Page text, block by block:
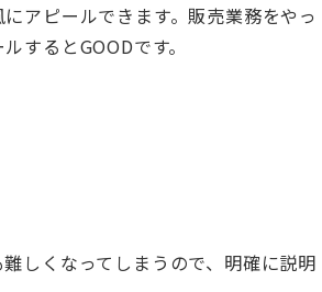
アピールできます。販売業務をやっ
するとGOODです。
しくなってしまうので、明確に説明